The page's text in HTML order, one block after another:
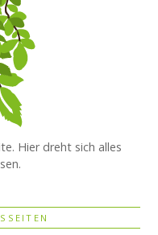
Hier dreht sich alles